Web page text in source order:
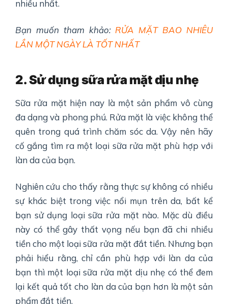
nhiều nhất.
Bạn muốn tham khảo:RỬA MẶT BAO NHIÊU
LẦN MỘT NGÀY LÀ TỐT NHẤT
2. Sử dụng sữa rửa mặt dịu nhẹ
Sữa rửa mặt hiện nay là một sản phẩm vô cùng
đa dạng và phong phú. Rửa mặt là việc không thể
quên trong quá trình chăm sóc da. Vậy nên hãy
cố gắng tìm ra một loại sữa rửa mặt phù hợp với
làn da của bạn.
Nghiên cứu cho thấy rằng thực sự không có nhiều
sự khác biệt trong việc nổi mụn trên da, bất kể
bạn sử dụng loại sữa rửa mặt nào. Mặc dù điều
này có thể gây thất vọng nếu bạn đã chi nhiều
tiền cho một loại sữa rửa mặt đắt tiền. Nhưng bạn
phải hiểu rằng, chỉ cần phù hợp với làn da của
bạn thì một loại sữa rửa mặt dịu nhẹ có thể đem
lại kết quả tốt cho làn da của bạn hơn là một sản
phẩm đắt tiền.